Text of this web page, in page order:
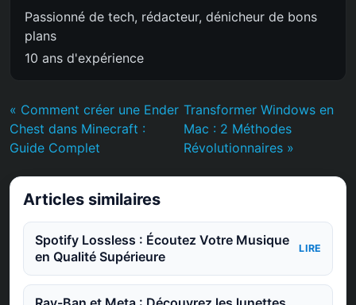
Passionné de tech, rédacteur, dénicheur de bons
plans
10 ans d'expérience
« Comment créer une Ender
Chest dans Minecraft :
Guide Complet
Transformer Windows en
Mac : 2 Méthodes
Révolutionnaires »
Articles similaires
Spotify Lossless : Écoutez Votre Musique
en Qualité Supérieure
LIRE